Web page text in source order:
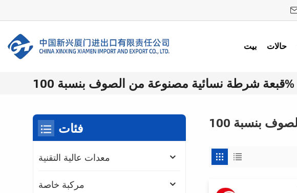
بيت حالات
قبعة شرطة نسائية مصنوعة من الصوف بنسبة 100%
فئات
معدات عالية التقنية
مركبة خاصة